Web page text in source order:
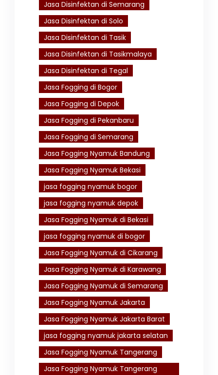
Jasa Disinfektan di Semarang
Jasa Disinfektan di Solo
Jasa Disinfektan di Tasik
Jasa Disinfektan di Tasikmalaya
Jasa Disinfektan di Tegal
Jasa Fogging di Bogor
Jasa Fogging di Depok
Jasa Fogging di Pekanbaru
Jasa Fogging di Semarang
Jasa Fogging Nyamuk Bandung
Jasa Fogging Nyamuk Bekasi
jasa fogging nyamuk bogor
jasa fogging nyamuk depok
Jasa Fogging Nyamuk di Bekasi
jasa fogging nyamuk di bogor
Jasa Fogging Nyamuk di Cikarang
Jasa Fogging Nyamuk di Karawang
Jasa Fogging Nyamuk di Semarang
Jasa Fogging Nyamuk Jakarta
Jasa Fogging Nyamuk Jakarta Barat
jasa fogging nyamuk jakarta selatan
Jasa Fogging Nyamuk Tangerang
Jasa Fogging Nyamuk Tangerang